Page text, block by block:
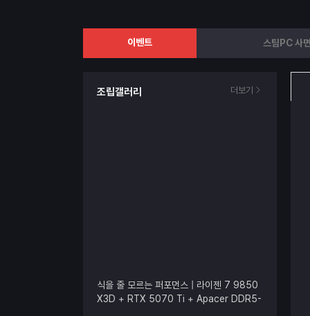
이벤트 스팀PC 사
조립갤러리 더보기
식을 줄 모르는 퍼포먼스 | 라이젠 7 9850
X3D + RTX 5070 Ti + Apacer DDR5-